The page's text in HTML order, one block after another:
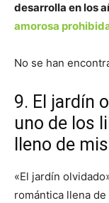
desarrolla en los
amorosa
No se han
9. El jardín
uno de los
lleno de
«El jardín
romántica llena